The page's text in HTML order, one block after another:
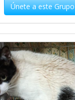
Únete a este Grupo